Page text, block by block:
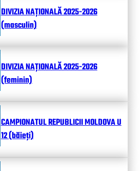
DIVIZIA NAȚIONALĂ 2025-2026
(masculin)
DIVIZIA NAȚIONALĂ 2025-2026
(feminin)
CAMPIONATUL REPUBLICII MOLDOVA U
12 (băieți)